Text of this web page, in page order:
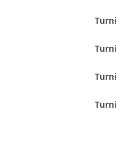
Turniej
Turniej
Turniej
Turniej